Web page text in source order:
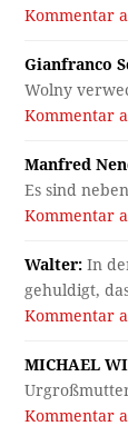
Kommentar
Gianfranco
Wolny
Kommentar
Manfred
Es sind
Kommentar
Walter: In
gehuldigt,
Kommentar
MICHAEL
Kommentar